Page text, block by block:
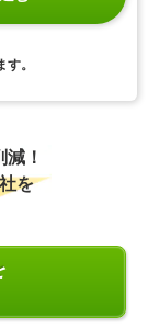
。
！
を